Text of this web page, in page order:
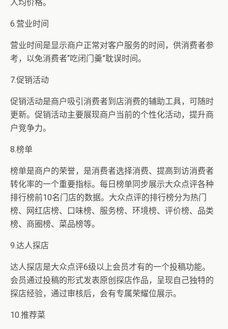
人均价格。
6.营业时间
营业时间是显示商户正常对客户服务的时间，供消费者参
考，以免消费者“吃闭门羹”耽误时间。
7.促销活动
促销活动是商户吸引消费者到店消费的辅助工具，可随时
更新。促销活动主要展现商户当前的个性化活动，提升商
户竞争力。
8.榜单
榜单是商户的荣誉，是消费者选择消费、提高到访消费者
转化率的一个重要指标。每日榜单同步展示大众点评各种
排行榜前10名门店的数据。大众点评的排行榜分为热门
榜、网红店榜、口味榜、服务榜、环境榜、评价榜、品类
榜、商圈榜、菜品榜等。
9.达人探店
达人探店是大众点评6级以上会员才有的一个投稿功能。
会员通过投稿的形式发表原创探店作品，呈现自己独特的
探店经验，通过审核后，会有专属荣耀位展示。
10.推荐菜